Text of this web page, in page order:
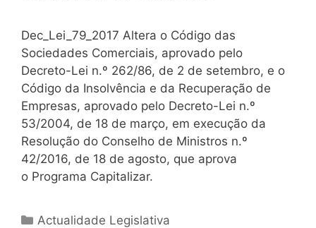
Dec_Lei_79_2017 Altera o Código das
Sociedades Comerciais, aprovado pelo
Decreto-Lei n.º 262/86, de 2 de setembro, e o
Código da Insolvência e da Recuperação de
Empresas, aprovado pelo Decreto-Lei n.º
53/2004, de 18 de março, em execução da
Resolução do Conselho de Ministros n.º
42/2016, de 18 de agosto, que aprova
o Programa Capitalizar.
Categorias
Actualidade Legislativa